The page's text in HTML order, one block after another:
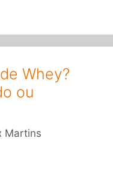
Whey?
ou
Martins